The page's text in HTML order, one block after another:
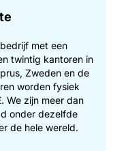
met een
twintig kantoren in
Zweden en de
worden fysiek
We zijn meer dan
onder dezelfde
de hele wereld.